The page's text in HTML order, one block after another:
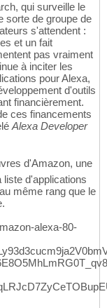
qui surveille le
sorte de groupe de
s'attendent :
et un fait
pas vraiment
à inciter les
pour Alexa,
d'outils
financièrement.
ces financements
Alexa Developer
d'Amazon, une
d'applications
même rang que le
alexa-80-